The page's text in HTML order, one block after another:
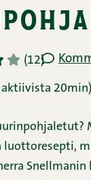
5 (12)
20min)
luottoresepti,